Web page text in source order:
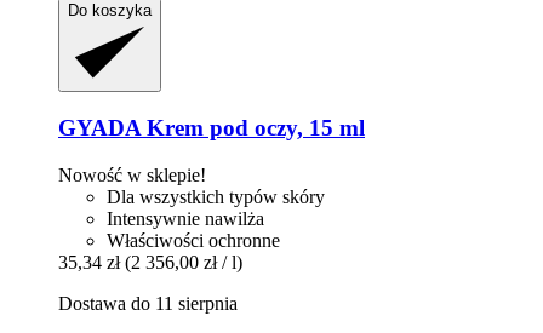
Do koszyka
GYADA Krem pod oczy, 15 ml
Nowość w sklepie!
Dla wszystkich typów skóry
Intensywnie nawilża
Właściwości ochronne
35,34 zł (2 356,00 zł / l)
Dostawa do 11 sierpnia